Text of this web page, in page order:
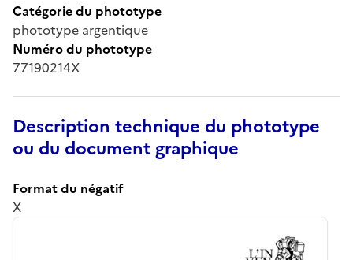
Catégorie du phototype
phototype argentique
Numéro du phototype
77190214X
Description technique du phototype
ou du document graphique
Format du négatif
X